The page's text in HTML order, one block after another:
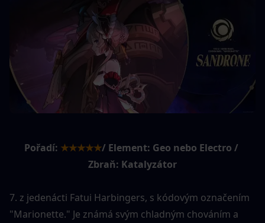
Pořadí: ★★★★★/ Element: Geo nebo Electro /
Zbraň: Katalyzátor
7. z jedenácti Fatui Harbingers, s kódovým označením
"Marionette." Je známá svým chladným chováním a